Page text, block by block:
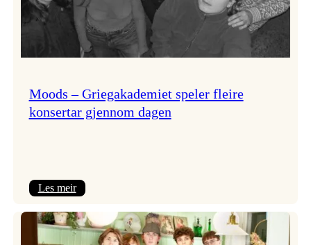
Moods – Griegakademiet speler fleire
konsertar gjennom dagen
Les meir:
–
Griegakademiet